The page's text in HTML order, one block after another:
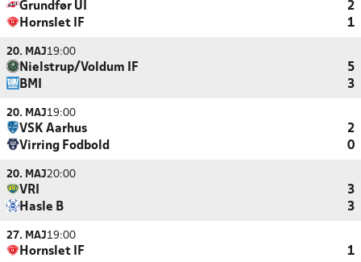
Grundfør UI
2
Hornslet IF
1
20. MAJ19:00
Nielstrup/Voldum IF
5
BMI
3
20. MAJ19:00
VSK Aarhus
2
Virring Fodbold
0
20. MAJ20:00
VRI
3
Hasle B
3
27. MAJ19:00
Hornslet IF
1